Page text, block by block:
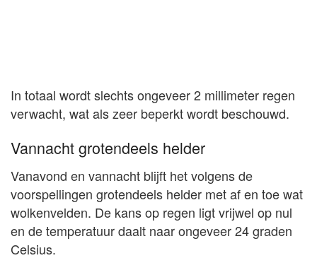
In totaal wordt slechts ongeveer 2 millimeter regen
verwacht, wat als zeer beperkt wordt beschouwd.
Vannacht grotendeels helder
Vanavond en vannacht blijft het volgens de
voorspellingen grotendeels helder met af en toe wat
wolkenvelden. De kans op regen ligt vrijwel op nul
en de temperatuur daalt naar ongeveer 24 graden
Celsius.